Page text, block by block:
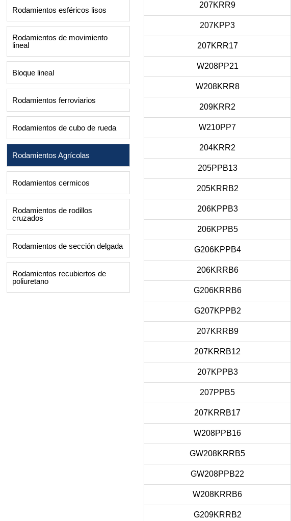
Rodamientos esféricos lisos
Rodamientos de movimiento
lineal
Bloque lineal
Rodamientos ferroviarios
Rodamientos de cubo de rueda
Rodamientos Agrícolas
Rodamientos cermicos
Rodamientos de rodillos
cruzados
Rodamientos de sección delgada
Rodamientos recubiertos de
poliuretano
207KRR9
207KPP3
207KRR17
W208PP21
W208KRR8
209KRR2
W210PP7
204KRR2
205PPB13
205KRRB2
206KPPB3
206KPPB5
G206KPPB4
206KRRB6
G206KRRB6
G207KPPB2
207KRRB9
207KRRB12
207KPPB3
207PPB5
207KRRB17
W208PPB16
GW208KRRB5
GW208PPB22
W208KRRB6
G209KRRB2